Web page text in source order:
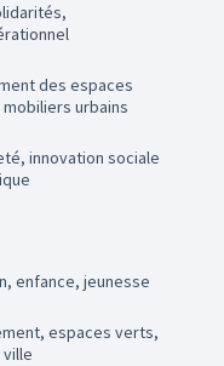
urbains
enfance, jeunesse